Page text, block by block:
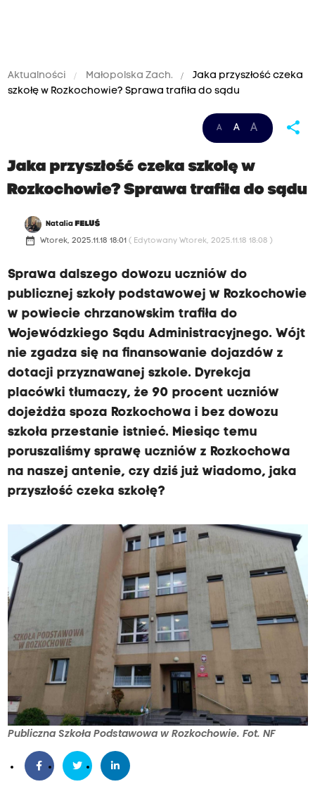
Aktualności Małopolska Zach.
Jaka przyszłość czeka
szkołę w Rozkochowie? Sprawa trafiła do sądu
A A A share
Jaka przyszłość czeka szkołę w
Rozkochowie? Sprawa trafiła do sądu
Natalia FELUŚ
date_range Wtorek, 2025.11.18 18:01 ( Edytowany Wtorek, 2025.11.18 18:08 )
Sprawa dalszego dowozu uczniów do
publicznej szkoły podstawowej w Rozkochowie
w powiecie chrzanowskim trafiła do
Wojewódzkiego Sądu Administracyjnego. Wójt
nie zgadza się na finansowanie dojazdów z
dotacji przyznawanej szkole. Dyrekcja
placówki tłumaczy, że 90 procent uczniów
dojeżdża spoza Rozkochowa i bez dowozu
szkoła przestanie istnieć. Miesiąc temu
poruszaliśmy sprawę uczniów z Rozkochowa
na naszej antenie, czy dziś już wiadomo, jaka
przyszłość czeka szkołę?
Publiczna Szkoła Podstawowa w Rozkochowie. Fot. NF